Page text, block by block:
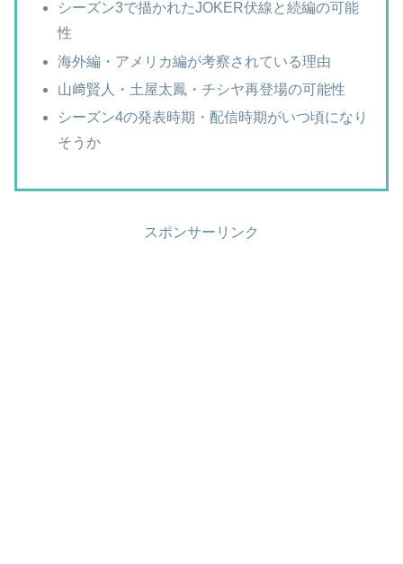
シーズン3で描かれたJOKER伏線と続編の可能
性
海外編・アメリカ編が考察されている理由
山﨑賢人・土屋太鳳・チシヤ再登場の可能性
シーズン4の発表時期・配信時期がいつ頃になり
そうか
スポンサーリンク